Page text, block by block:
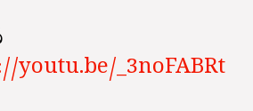
youtu.be/_3noFABRt